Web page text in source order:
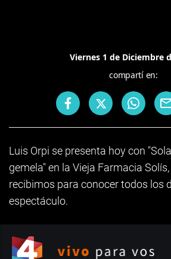
Viernes 1 de Diciembre
compartí en:
Luis Orpi se presenta hoy con
gemela" en la Vieja Farmacia
recibimos para conocer todos los
espectáculo.